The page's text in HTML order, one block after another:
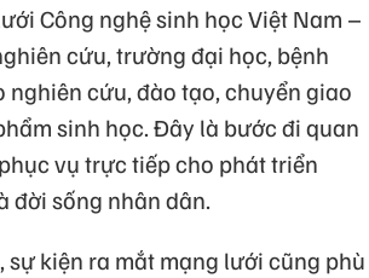
Công nghệ sinh học Việt Nam –
cứu, trường đại học, bệnh
cứu, đào tạo, chuyển giao
sinh học. Đây là bước đi quan
vụ trực tiếp cho phát triển
đời sống nhân dân.
kiện ra mắt mạng lưới cũng phù